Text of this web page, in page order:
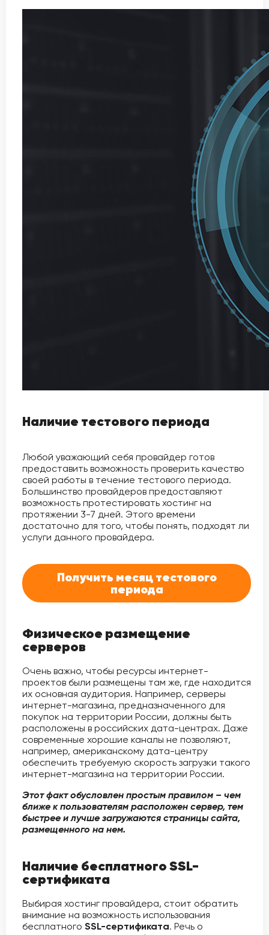
Наличие тестового периода
Любой уважающий себя провайдер готов
предоставить возможность проверить качество
своей работы в течение тестового периода.
Большинство провайдеров предоставляют
возможность протестировать хостинг на
протяжении 3-7 дней. Этого времени
достаточно для того, чтобы понять, подходят ли
услуги данного провайдера.
Получить месяц тестового
периода
Физическое размещение
серверов
Очень важно, чтобы ресурсы интернет-
проектов были размещены там же, где находится
их основная аудитория. Например, серверы
интернет-магазина, предназначенного для
покупок на территории России, должны быть
расположены в российских дата-центрах. Даже
современные хорошие каналы не позволяют,
например, американскому дата-центру
обеспечить требуемую скорость загрузки такого
интернет-магазина на территории России.
Этот факт обусловлен простым правилом – чем
ближе к пользователям расположен сервер, тем
быстрее и лучше загружаются страницы сайта,
размещенного на нем.
Наличие бесплатного SSL-
сертификата
Выбирая хостинг провайдера, стоит обратить
внимание на возможность использования
бесплатного SSL-сертификата. Речь о